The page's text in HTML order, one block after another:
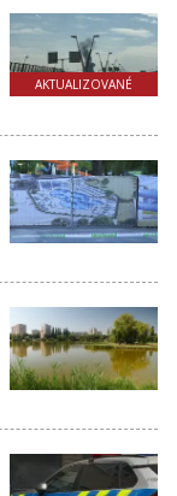
AKTUALIZOVANÉ